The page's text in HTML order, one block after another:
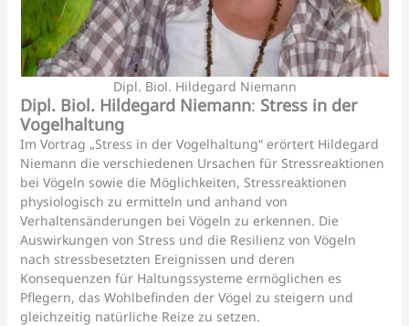
Dipl. Biol. Hildegard Niemann
Dipl. Biol. Hildegard Niemann: Stress in der
Vogelhaltung
Im Vortrag „Stress in der Vogelhaltung“ erörtert Hildegard
Niemann die verschiedenen Ursachen für Stressreaktionen
bei Vögeln sowie die Möglichkeiten, Stressreaktionen
physiologisch zu ermitteln und anhand von
Verhaltensänderungen bei Vögeln zu erkennen. Die
Auswirkungen von Stress und die Resilienz von Vögeln
nach stressbesetzten Ereignissen und deren
Konsequenzen für Haltungssysteme ermöglichen es
Pflegern, das Wohlbefinden der Vögel zu steigern und
gleichzeitig natürliche Reize zu setzen.